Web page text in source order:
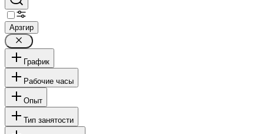
Арзгир
График
Рабочие часы
Опыт
Тип занятости